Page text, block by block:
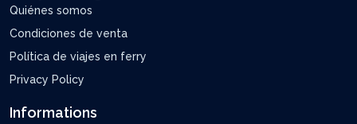
Quiénes somos
Condiciones de venta
Política de viajes en ferry
Privacy Policy
Informations